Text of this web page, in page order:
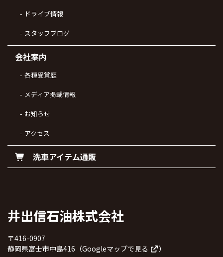
ドライブ情報
スタッフブログ
会社案内
各種受賞歴
メディア掲載情報
お知らせ
アクセス
洗車アイテム通販
井出信石油株式会社
〒416-0907
静岡県富士市中島416（Googleマップで見る ）